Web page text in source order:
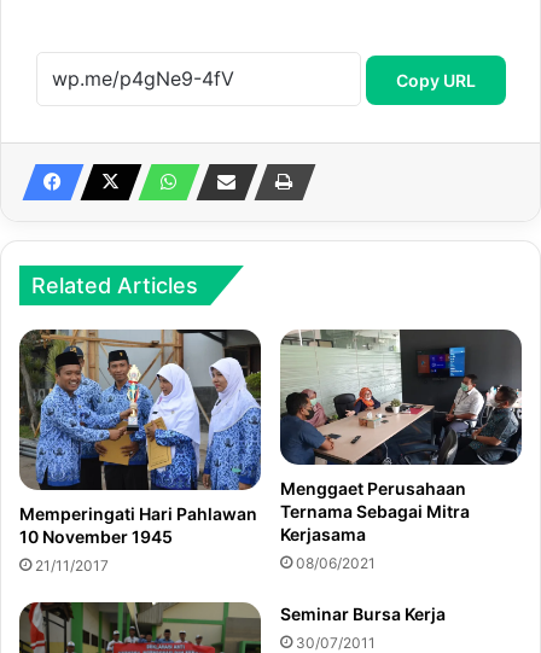
Copy URL
Related Articles
Memperingati Hari Pahlawan
10 November 1945
21/11/2017
Menggaet Perusahaan
Ternama Sebagai Mitra
Kerjasama
08/06/2021
Seminar Bursa Kerja
30/07/2011